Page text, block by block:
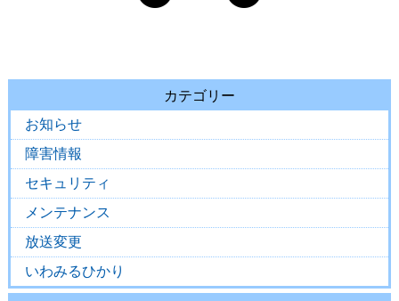
カテゴリー
お知らせ
障害情報
セキュリティ
メンテナンス
放送変更
いわみるひかり